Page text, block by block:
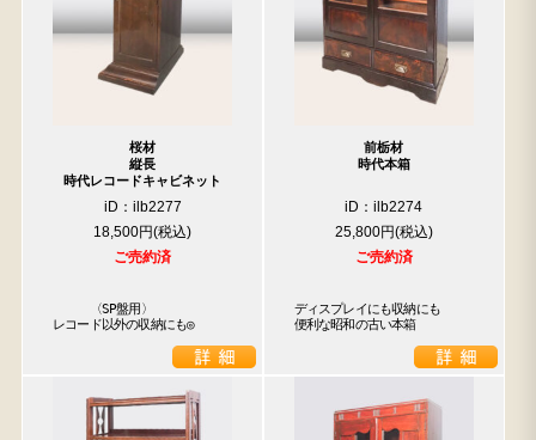
桜材
縦長
時代レコードキャビネット
iD：ilb2277
18,500円
ご売約済
〈SP盤用〉
レコード以外の収納にも◎
前栃材
時代本箱
iD：ilb2274
25,800円
ご売約済
ディスプレイにも収納にも
便利な昭和の古い本箱